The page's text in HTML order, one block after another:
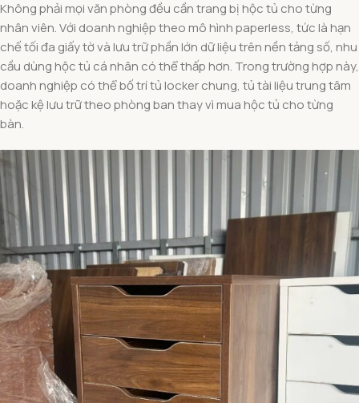
Không phải mọi văn phòng đều cần trang bị hộc tủ cho từng
nhân viên. Với doanh nghiệp theo mô hình paperless, tức là hạn
chế tối đa giấy tờ và lưu trữ phần lớn dữ liệu trên nền tảng số, nhu
cầu dùng hộc tủ cá nhân có thể thấp hơn. Trong trường hợp này,
doanh nghiệp có thể bố trí tủ locker chung, tủ tài liệu trung tâm
hoặc kệ lưu trữ theo phòng ban thay vì mua hộc tủ cho từng
bàn.